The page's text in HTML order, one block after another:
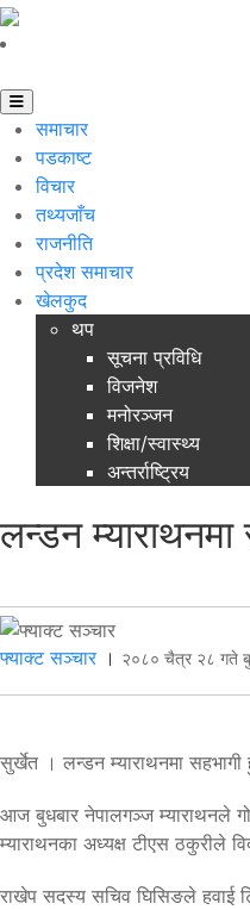
समाचार
पडकाष्ट
विचार
तथ्यजाँच
राजनीति
प्रदेश समाचार
खेलकुद
थप
सूचना प्रविधि
विजनेश
मनोरञ्जन
शिक्षा/स्वास्थ्य
अन्तर्राष्ट्रिय
लन्डन
फ्याक्ट सञ्चार । २०८० चैत्र २८ गते
सुर्खेत । लन्डन म्याराथनमा
आज बुधबार नेपालगञ्ज म्याराथनले
म्याराथनका अध्यक्ष टीएस ठकुरीले
राखेप सदस्य सचिव घिसिङले हवाई